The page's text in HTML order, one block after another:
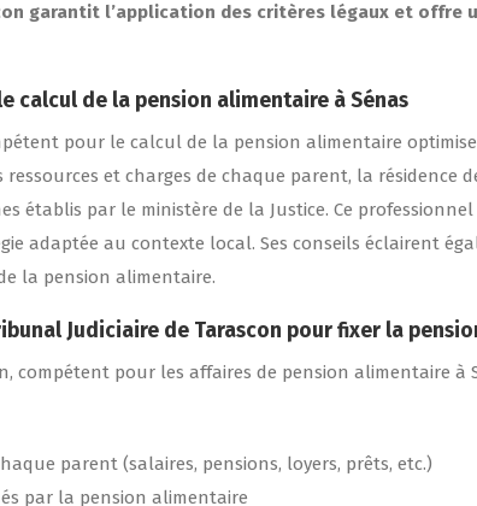
garantit l’application des critères légaux et offre
calcul de la pension alimentaire à Sénas
pour le calcul de la pension alimentaire
ressources et charges de chaque parent, la résidence
établis par le ministère de la Justice. Ce
adaptée au contexte local. Ses conseils éclairent
la pension alimentaire.
Judiciaire de Tarascon pour fixer la
compétent pour les affaires de pension alimentaire
parent (salaires, pensions, loyers, prêts, etc.)
par la pension alimentaire